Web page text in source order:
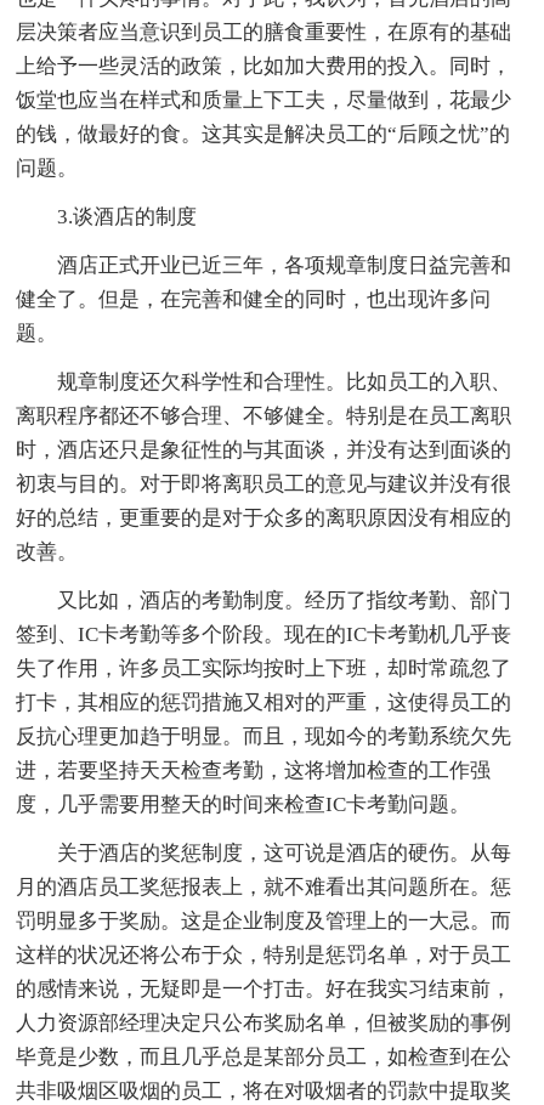
层决策者应当意识到员工的膳食重要性，在原有的基础
上给予一些灵活的政策，比如加大费用的投入。同时，
饭堂也应当在样式和质量上下工夫，尽量做到，花最少
的钱，做最好的食。这其实是解决员工的“后顾之忧”的
问题。
3.谈酒店的制度
酒店正式开业已近三年，各项规章制度日益完善和
健全了。但是，在完善和健全的同时，也出现许多问
题。
规章制度还欠科学性和合理性。比如员工的入职、
离职程序都还不够合理、不够健全。特别是在员工离职
时，酒店还只是象征性的与其面谈，并没有达到面谈的
初衷与目的。对于即将离职员工的意见与建议并没有很
好的总结，更重要的是对于众多的离职原因没有相应的
改善。
又比如，酒店的考勤制度。经历了指纹考勤、部门
签到、IC卡考勤等多个阶段。现在的IC卡考勤机几乎丧
失了作用，许多员工实际均按时上下班，却时常疏忽了
打卡，其相应的惩罚措施又相对的严重，这使得员工的
反抗心理更加趋于明显。而且，现如今的考勤系统欠先
进，若要坚持天天检查考勤，这将增加检查的工作强
度，几乎需要用整天的时间来检查IC卡考勤问题。
关于酒店的奖惩制度，这可说是酒店的硬伤。从每
月的酒店员工奖惩报表上，就不难看出其问题所在。惩
罚明显多于奖励。这是企业制度及管理上的一大忌。而
这样的状况还将公布于众，特别是惩罚名单，对于员工
的感情来说，无疑即是一个打击。好在我实习结束前，
人力资源部经理决定只公布奖励名单，但被奖励的事例
毕竟是少数，而且几乎总是某部分员工，如检查到在公
共非吸烟区吸烟的员工，将在对吸烟者的罚款中提取奖